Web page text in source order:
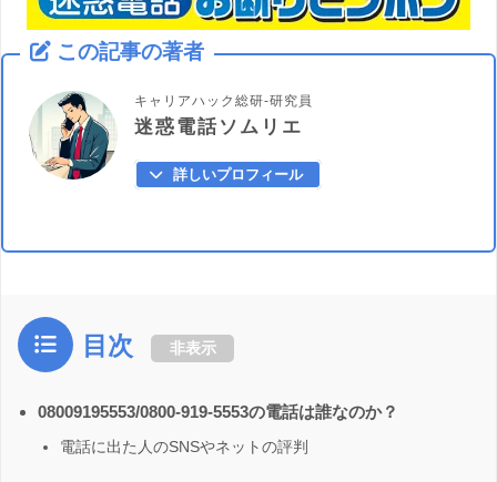
この記事の著者
キャリアハック総研-研究員
迷惑電話ソムリエ
詳しいプロフィール
目次 非表示
08009195553/0800-919-5553の電話は誰なのか？
電話に出た人のSNSやネットの評判